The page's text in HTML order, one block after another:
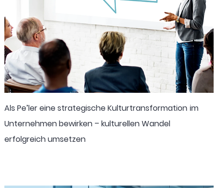
Als Pe’ler eine strategische Kulturtransformation im
Unternehmen bewirken – kulturellen Wandel
erfolgreich umsetzen